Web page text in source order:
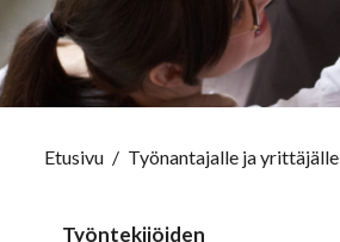
Etusivu / Työnantajalle ja yrittäjälle
Työntekijöiden